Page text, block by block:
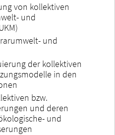
von kollektiven
und
und
der kollektiven
in den
bzw.
und deren
und